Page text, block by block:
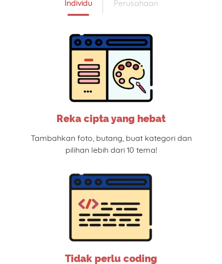
Individu Perusahaan
Reka cipta yang hebat
Tambahkan foto, butang, buat kategori dan
pilihan lebih dari 10 tema!
Tidak perlu coding